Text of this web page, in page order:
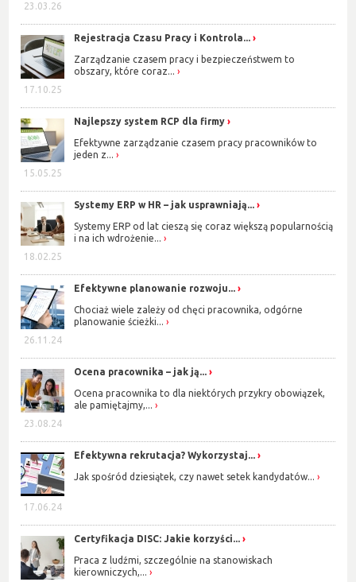
23.03.26
17.10.25
Rejestracja Czasu Pracy i Kontrola...
Zarządzanie czasem pracy i bezpieczeństwem to
obszary, które coraz...
15.05.25
Najlepszy system RCP dla firmy
Efektywne zarządzanie czasem pracy pracowników to
jeden z...
18.02.25
Systemy ERP w HR – jak usprawniają...
Systemy ERP od lat cieszą się coraz większą popularnością
i na ich wdrożenie...
26.11.24
Efektywne planowanie rozwoju...
Chociaż wiele zależy od chęci pracownika, odgórne
planowanie ścieżki...
23.08.24
Ocena pracownika – jak ją...
Ocena pracownika to dla niektórych przykry obowiązek,
ale pamiętajmy,...
17.06.24
Efektywna rekrutacja? Wykorzystaj...
Jak spośród dziesiątek, czy nawet setek kandydatów...
Certyfikacja DISC: Jakie korzyści...
Praca z ludźmi, szczególnie na stanowiskach
kierowniczych,...